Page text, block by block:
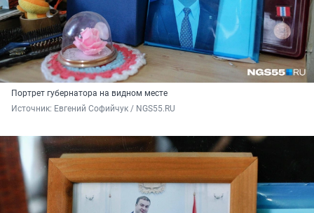
Портрет губернатора на видном месте
Источник: Евгений Софийчук / NGS55.RU